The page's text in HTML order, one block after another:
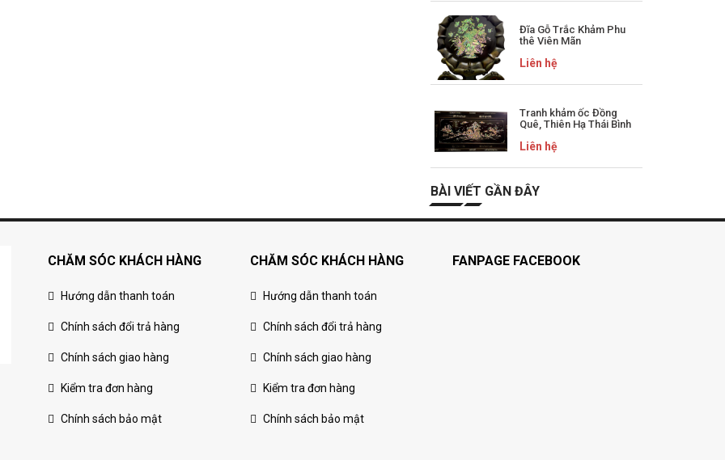
Đĩa Gỗ Trắc Khảm Phu
thê Viên Mãn
Liên hệ
Tranh khảm ốc Đồng
Quê, Thiên Hạ Thái Bình
Liên hệ
BÀI VIẾT GẦN ĐÂY
CHĂM SÓC KHÁCH HÀNG
Hướng dẫn thanh toán
Chính sách đổi trả hàng
Chính sách giao hàng
Kiểm tra đơn hàng
Chính sách bảo mật
CHĂM SÓC KHÁCH HÀNG
Hướng dẫn thanh toán
Chính sách đổi trả hàng
Chính sách giao hàng
Kiểm tra đơn hàng
Chính sách bảo mật
FANPAGE FACEBOOK